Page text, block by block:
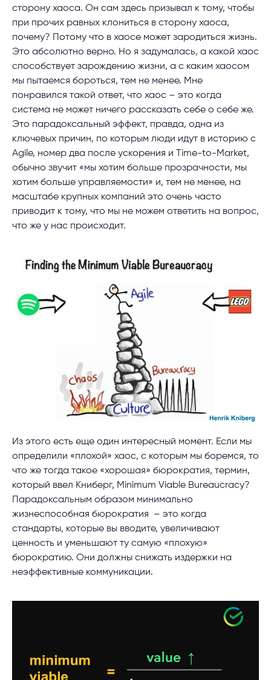
сторону хаоса. Он сам здесь призывал к тому, чтобы
при прочих равных клониться в сторону хаоса,
почему? Потому что в хаосе может зародиться жизнь.
Это абсолютно верно. Но я задумалась, а какой хаос
способствует зарождению жизни, а с каким хаосом
мы пытаемся бороться, тем не менее. Мне
понравился такой ответ, что хаос – это когда
система не может ничего рассказать себе о себе же.
Это парадоксальный эффект, правда, одна из
ключевых причин, по которым люди идут в историю с
Agile, номер два после ускорения и Time-to-Market,
обычно звучит «мы хотим больше прозрачности, мы
хотим больше управляемости» и, тем не менее, на
масштабе крупных компаний это очень часто
приводит к тому, что мы не можем ответить на вопрос,
что же у нас происходит.
Из этого есть еще один интересный момент. Если мы
определили «плохой» хаос, с которым мы боремся, то
что же тогда такое «хорошая» бюрократия, термин,
который ввел Книберг, Minimum Viable Bureaucracy?
Парадоксальным образом минимально
жизнеспособная бюрократия – это когда
стандарты, которые вы вводите, увеличивают
ценность и уменьшают ту самую «плохую»
бюрократию. Они должны снижать издержки на
неэффективные коммуникации.